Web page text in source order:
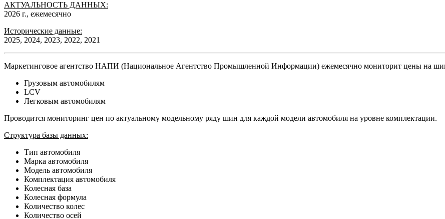
АКТУАЛЬНОСТЬ ДАННЫХ:
2026 г., ежемесячно
Исторические данные:
2025, 2024, 2023, 2022, 2021
Маркетинговое агентство НАПИ (Национальное Агентство Промышленной Информации) ежемесячно мониторит цены на
Грузовым автомобилям
LCV
Легковым автомобилям
Проводится мониторинг цен по актуальному модельному ряду шин для каждой модели автомобиля на уровне комплектации.
Структура базы данных:
Тип автомобиля
Марка автомобиля
Модель автомобиля
Комплектация автомобиля
Колесная база
Колесная формула
Количество колес
Количество осей